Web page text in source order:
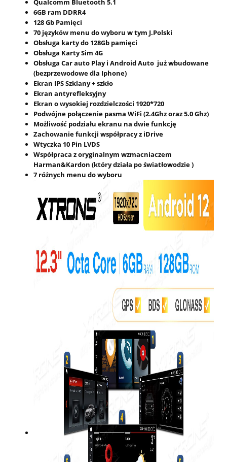
Qualcomm Bluetooth 5.1
6GB ram DDRR4
128 Gb Pamięci
70 języków menu do wyboru w tym J.Polski
Obsługa karty do 128Gb pamięci
Obsługa Karty Sim 4G
Obsługa Car auto Play i Android Auto już wbudowane
(bezprzewodowe dla Iphone)
Ekran IPS Szklany + szkło
Ekran antyrefleksyjny
Ekran o wysokiej rozdzielczości 1920*720
Podwójne połączenie pasma WiFi (2.4Ghz oraz 5.0 Ghz)
Możliwość podziału ekranu na dwie funkcję
Zachowanie funkcji współpracy z iDrive
Wtyczka 10 Pin LVDS
Współpraca z oryginalnym wzmacniaczem
Harman&Kardon (który działa po światłowodzie )
7 różnych menu do wyboru